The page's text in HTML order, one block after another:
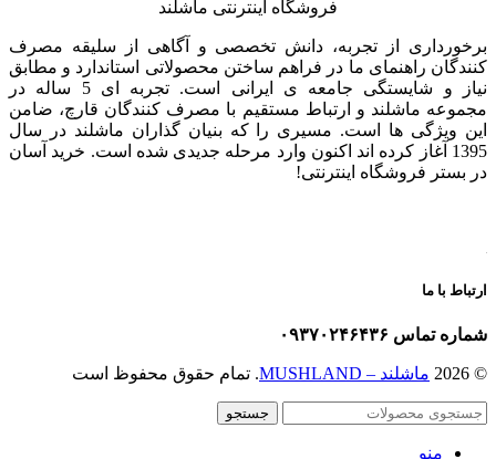
فروشگاه اینترنتی ماشلند
برخورداری از تجربه، دانش تخصصی و آگاهی از سلیقه مصرف
کنندگان راهنمای ما در فراهم ساختن محصولاتی استاندارد و مطابق
نیاز و شایستگی جامعه ی ایرانی است. تجربه ای 5 ساله در
مجموعه ماشلند و ارتباط مستقیم با مصرف کنندگان قارچ، ضامن
این ویژگی ها است. مسیری را که بنیان گذاران ماشلند در سال
1395 آغاز کرده اند اکنون وارد مرحله جدیدی شده است. خرید آسان
در بستر فروشگاه اینترنتی!
ارتباط با ما
شماره تماس ۰۹۳۷۰۲۴۶۴۳۶
© 2026 ماشلند – MUSHLAND . تمام حقوق محفوظ است
جستجو
منو